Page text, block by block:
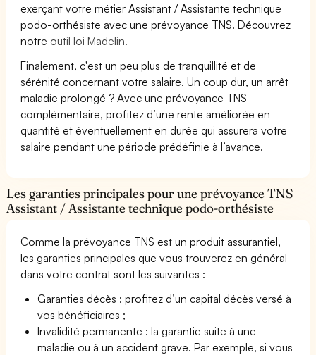
exerçant votre métier Assistant / Assistante technique
podo-orthésiste avec une prévoyance TNS. Découvrez
notre outil loi Madelin.
Finalement, c'est un peu plus de tranquillité et de
sérénité concernant votre salaire. Un coup dur, un arrêt
maladie prolongé ? Avec une prévoyance TNS
complémentaire, profitez d’une rente améliorée en
quantité et éventuellement en durée qui assurera votre
salaire pendant une période prédéfinie à l’avance.
Les garanties principales pour une prévoyance TNS
Assistant / Assistante technique podo-orthésiste
Comme la prévoyance TNS est un produit assurantiel,
les garanties principales que vous trouverez en général
dans votre contrat sont les suivantes :
Garanties décès : profitez d’un capital décès versé à
vos bénéficiaires ;
Invalidité permanente : la garantie suite à une
maladie ou à un accident grave. Par exemple, si vous